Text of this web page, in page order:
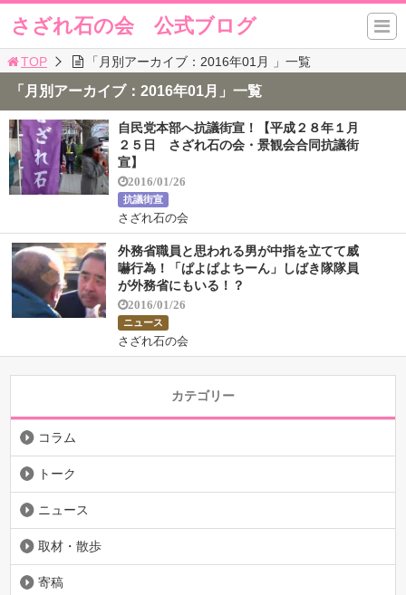
さざれ石の会 公式ブログ
TOP 「月別アーカイブ：2016年01月 」一覧
「月別アーカイブ：2016年01月」一覧
自民党本部へ抗議街宣！【平成２８年１月
２５日 さざれ石の会・景観会合同抗議街
宣】
2016/01/26
抗議街宣
さざれ石の会
外務省職員と思われる男が中指を立てて威
嚇行為！「ぱよぱよちーん」しばき隊隊員
が外務省にもいる！？
2016/01/26
ニュース
さざれ石の会
カテゴリー
コラム
トーク
ニュース
取材・散歩
寄稿